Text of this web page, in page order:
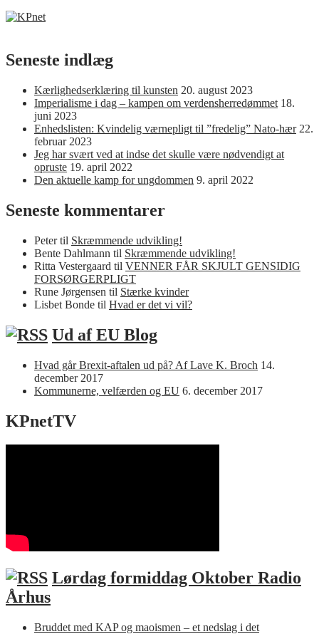
Seneste indlæg
Kærlighedserklæring til kunsten 20. august 2023
Imperialisme i dag – kampen om verdensherredømmet 18.
juni 2023
Enhedslisten: Kvindelig værnepligt til ”fredelig” Nato-hær 22.
februar 2023
Jeg har svært ved at indse det skulle være nødvendigt at
opruste 19. april 2022
Den aktuelle kamp for ungdommen 9. april 2022
Seneste kommentarer
Petertil Skræmmende udvikling!
Bente Dahlmann til Skræmmende udvikling!
Ritta Vestergaard til VENNER FÅR SKJULT GENSIDIG
FORSØRGERPLIGT
Rune Jørgensen til Stærke kvinder
Lisbet Bonde til Hvad er det vi vil?
Ud af EU Blog
Hvad går Brexit-aftalen ud på? Af Lave K. Broch 14.
december 2017
Kommunerne, velfærden og EU 6. december 2017
KPnetTV
Lørdag formiddag Oktober Radio
Århus
Bruddet med KAP og maoismen – et nedslag i det